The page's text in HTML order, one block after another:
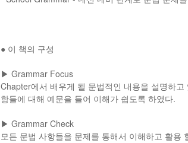
● 이 책의 구성
▶ Grammar Focus
Chapter에서 배우게 될 문법적인 내용을 설명하
항들에 대해 예문을 들어 이해가 쉽도록 하였다.
▶ Grammar Check
모든 문법 사항들을 문제를 통해서 이해하고 활용